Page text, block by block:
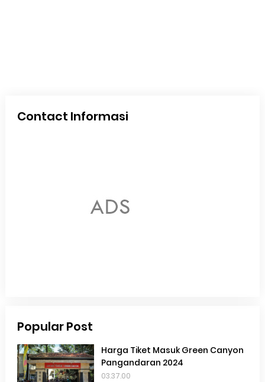
Contact Informasi
Popular Post
Harga Tiket Masuk Green Canyon
Pangandaran 2024
03.37.00